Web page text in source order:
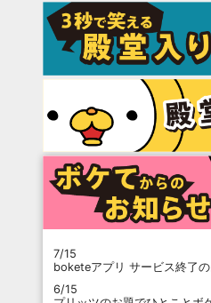
7/15
boketeアプリ サービス終了
6/15